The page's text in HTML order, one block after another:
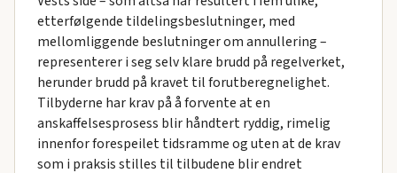
etterfølgende tildelingsbeslutninger, med
mellomliggende beslutninger om annullering –
representerer i seg selv klare brudd på regelverket,
herunder brudd på kravet til forutberegnelighet.
Tilbyderne har krav på å forvente at en
anskaffelsesprosess blir håndtert ryddig, rimelig
innenfor forespeilet tidsramme og uten at de krav
som i praksis stilles til tilbudene blir endret